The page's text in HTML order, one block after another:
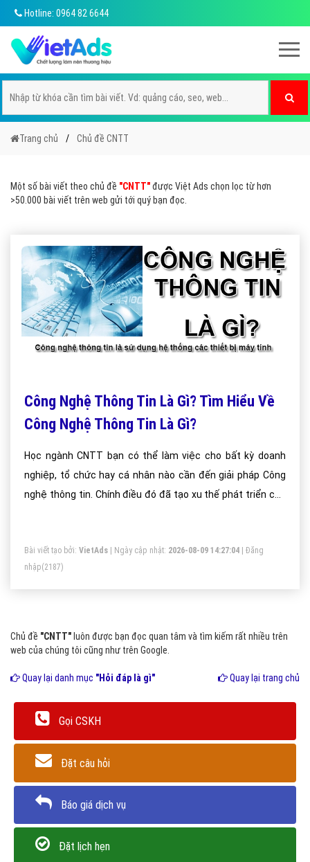
Hotline: 0964 82 6644
Trang chủ Chủ đề CNTT
Một số bài viết theo chủ đề "CNTT"được Việt Ads chọn lọc từ hơn
>50.000 bài viết trên web gửi tới quý bạn đọc.
Công Nghệ Thông Tin Là Gì? Tìm Hiểu Về
Công Nghệ Thông Tin Là Gì?
Học ngành CNTT bạn có thể làm việc cho bất kỳ doanh
nghiệp, tổ chức hay cá nhân nào cần đến giải pháp Công
nghệ thông tin. Chính điều đó đã tạo xu thế phát triển của
Bài viết tạo bởi: VietAds | Ngày cập nhật: 2026-08-09 14:27:04
Đăng
nhập(2187)
Chủ đề "CNTT" luôn được bạn đọc quan tâm và tìm kiếm rất nhiều trên
web của chúng tôi cũng như trên Google.
Quay lại danh mục "Hỏi đáp là gì" Quay lại trang chủ
Gọi CSKH
Đặt câu hỏi
Báo giá dịch vụ
Đặt lịch hẹn